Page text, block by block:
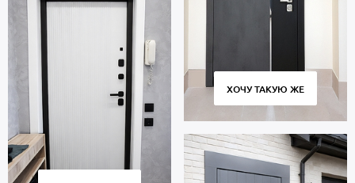
ХОЧУ ТАКУЮ ЖЕ